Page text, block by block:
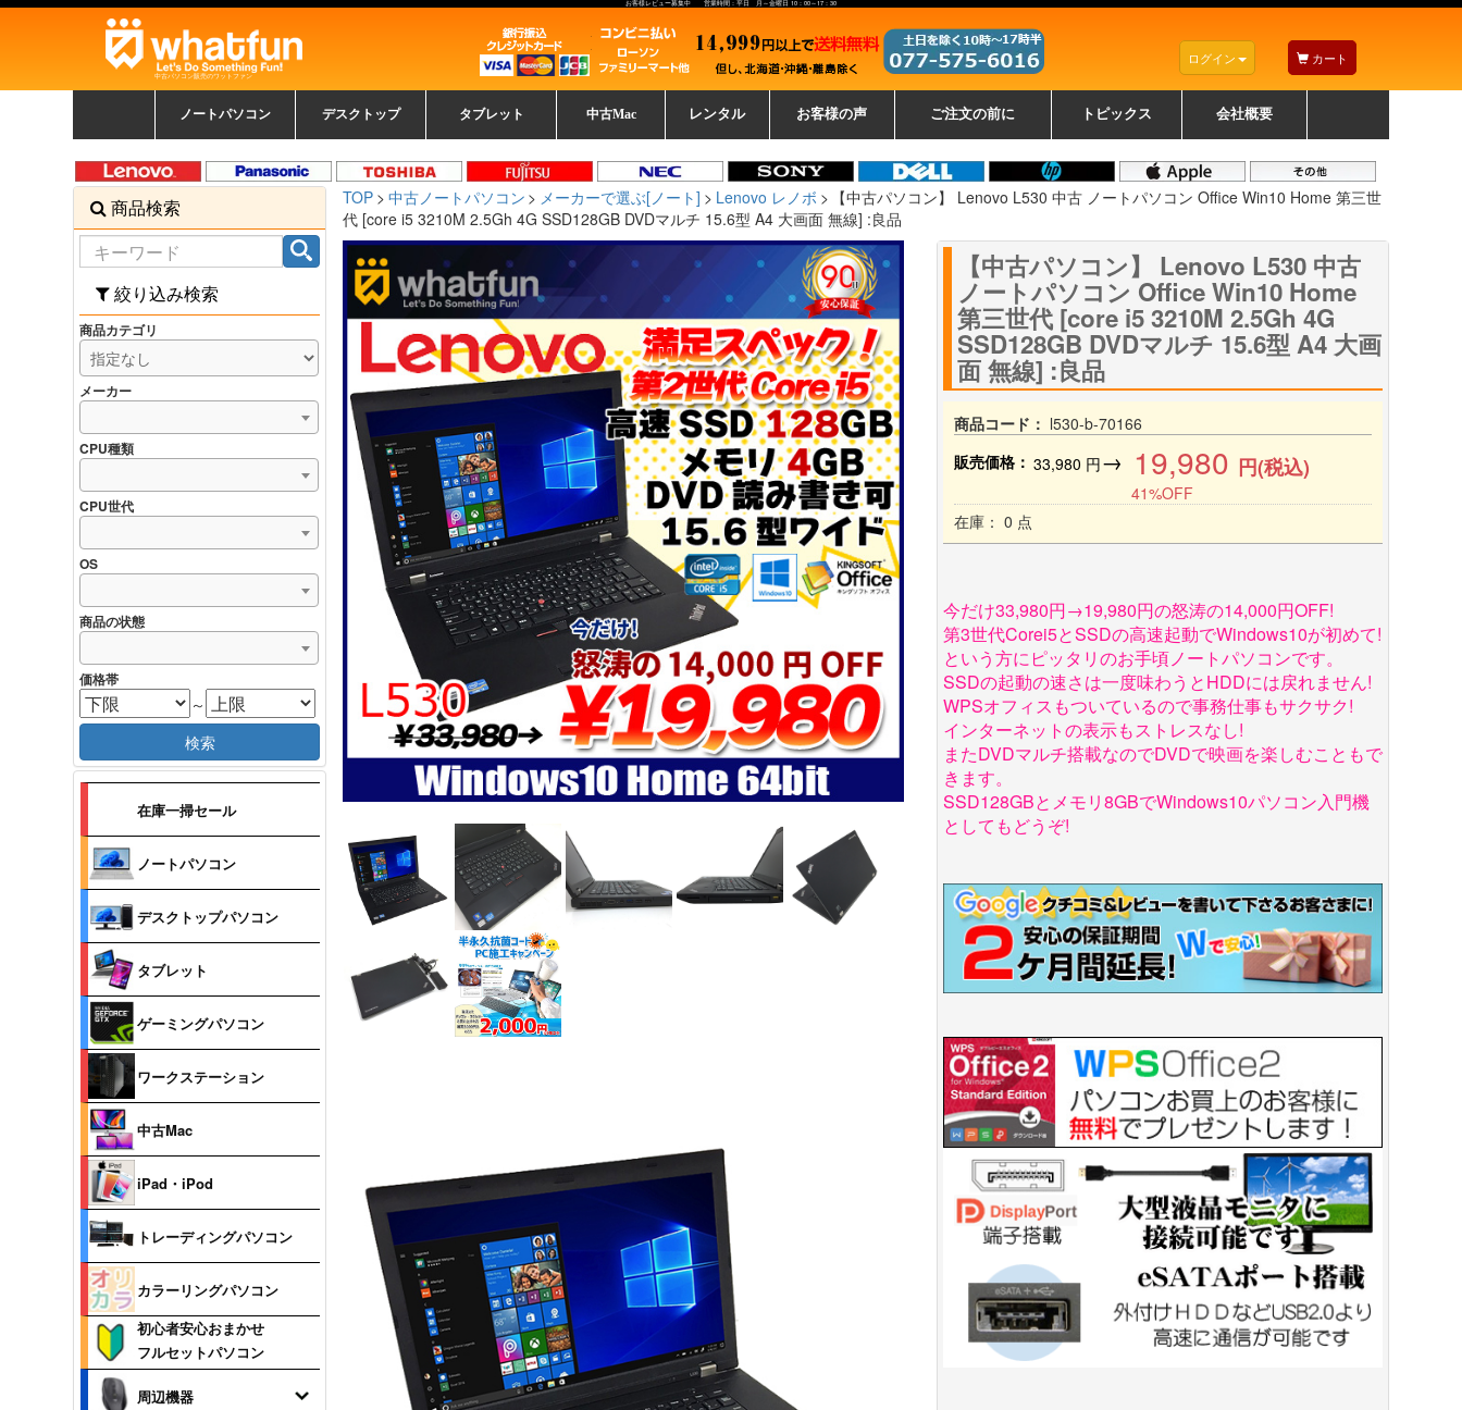
お客様レビュー募集中 営業時間：平日 月～金曜日 10：00～17：30
中古パソコン販売のワットファン
ログイン カート
ノートパソコン
覧
パソコン
ッカード
デスクトップ
中古デスクトップ一覧
新品デスクトップ一
覧
ゲーミングパソコン
トレーディングパソ
コン
ッカード
タブレット 中古Mac レンタル お客様の声 ご注文の前に トピックス 会社概要
TOP 中古ノートパソコン メーカーで選ぶ[ノート] Lenovo レノボ
【中古パソコン】 Lenovo L530 中古 ノートパソコン Office Win10 Home 第三世
代 [core i5 3210M 2.5Gh 4G SSD128GB DVDマルチ 15.6型 A4 大画面 無線] :良品
【中古パソコン】 Lenovo L530 中古
ノートパソコン Office Win10 Home
第三世代 [core i5 3210M 2.5Gh 4G
SSD128GB DVDマルチ 15.6型 A4 大画
面 無線] :良品
商品コード： l530-b-70166
販売価格： 33,980 円→ 19,980 円(税込)
41%OFF
在庫： 0 点
今だけ33,980円→19,980円の怒涛の14,000円OFF!
第3世代Corei5とSSDの高速起動でWindows10が初めて!
という方にピッタリのお手頃ノートパソコンです。
SSDの起動の速さは一度味わうとHDDには戻れません!
WPSオフィスもついているので事務仕事もサクサク!
インターネットの表示もストレスなし!
またDVDマルチ搭載なのでDVDで映画を楽しむこともで
きます。
SSD128GBとメモリ8GBでWindows10パソコン入門機
としてもどうぞ!
商品検索
絞り込み検索
商品カテゴリ
メーカー
CPU種類
CPU世代
OS
商品の状態
価格帯
～
検索
在庫一掃セール
ノートパソコン
デスクトップパソコン
タブレット
ゲーミングパソコン
ワークステーション
中古Mac
iPad・iPod
トレーディングパソコン
カラーリングパソコン
初心者安心おまかせ
フルセットパソコン
周辺機器